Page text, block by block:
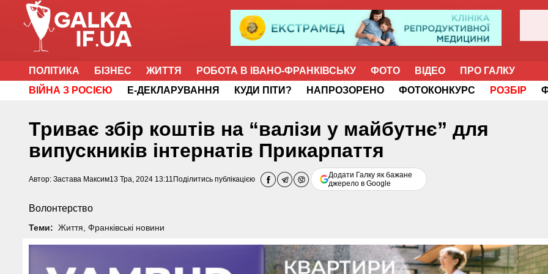
ПОЛІТИКА БІЗНЕС ЖИТТЯ РОБОТА В ІВАНО-ФРАНКІВСЬКУ ФОТО ВІДЕО
ПРО ГАЛКУ
ВІЙНА З РОСІЄЮ
Е-ДЕКЛАРУВАННЯ КУДИ ПІТИ? НАПРОЗОРЕНО ФОТОКОНКУРС РОЗБІР
Триває збір коштів на “валізи у майбутнє” для
випускників інтернатів Прикарпаття
Автор: Застава Максим13 Тра, 2024 13:11 Поділитись публікацією
Додати Галку як бажане
джерело в Google
Волонтерство
Теми: Життя Франківські новини